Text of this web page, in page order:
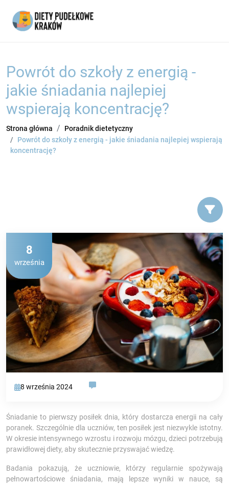
Powrót do szkoły z energią -
jakie śniadania najlepiej
wspierają koncentrację?
Strona główna
Poradnik dietetyczny
Powrót do szkoły z energią - jakie śniadania najlepiej wspierają
koncentrację?
8 września 2024
8
września
Śniadanie to pierwszy posiłek dnia, który dostarcza energii na cały
poranek. Szczególnie dla uczniów, ten posiłek jest niezwykle istotny.
W okresie intensywnego wzrostu i rozwoju mózgu, dzieci potrzebują
prawidłowej diety, aby skutecznie przyswajać wiedzę.
Badania pokazują, że uczniowie, którzy regularnie spożywają
pełnowartościowe śniadania, mają lepsze wyniki w nauce, są